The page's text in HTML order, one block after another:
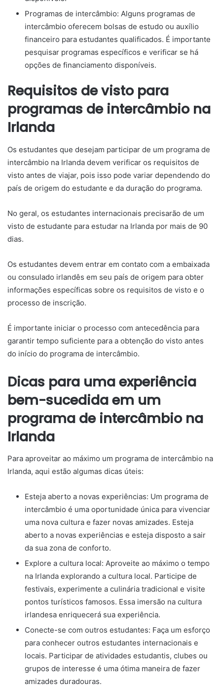
Programas de intercâmbio: Alguns programas de
intercâmbio oferecem bolsas de estudo ou auxílio
financeiro para estudantes qualificados. É importante
pesquisar programas específicos e verificar se há
opções de financiamento disponíveis.
Requisitos de visto para
programas de intercâmbio na
Irlanda
Os estudantes que desejam participar de um programa de
intercâmbio na Irlanda devem verificar os requisitos de
visto antes de viajar, pois isso pode variar dependendo do
país de origem do estudante e da duração do programa.
No geral, os estudantes internacionais precisarão de um
visto de estudante para estudar na Irlanda por mais de 90
dias.
Os estudantes devem entrar em contato com a embaixada
ou consulado irlandês em seu país de origem para obter
informações específicas sobre os requisitos de visto e o
processo de inscrição.
É importante iniciar o processo com antecedência para
garantir tempo suficiente para a obtenção do visto antes
do início do programa de intercâmbio.
Dicas para uma experiência
bem-sucedida em um
programa de intercâmbio na
Irlanda
Para aproveitar ao máximo um programa de intercâmbio na
Irlanda, aqui estão algumas dicas úteis:
Esteja aberto a novas experiências: Um programa de
intercâmbio é uma oportunidade única para vivenciar
uma nova cultura e fazer novas amizades. Esteja
aberto a novas experiências e esteja disposto a sair
da sua zona de conforto.
Explore a cultura local: Aproveite ao máximo o tempo
na Irlanda explorando a cultura local. Participe de
festivais, experimente a culinária tradicional e visite
pontos turísticos famosos. Essa imersão na cultura
irlandesa enriquecerá sua experiência.
Conecte-se com outros estudantes: Faça um esforço
para conhecer outros estudantes internacionais e
locais. Participar de atividades estudantis, clubes ou
grupos de interesse é uma ótima maneira de fazer
amizades duradouras.